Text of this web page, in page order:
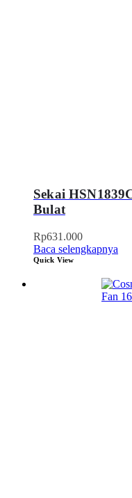
Sekai
Bulat
Rp631.000
Baca selengkapnya
Quick View